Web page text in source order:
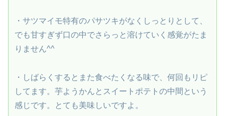
・サツマイモ特有のパサツキがなくしっとりとして、
でも甘すぎず口の中でさらっと溶けていく感覚がたま
りません^^
・しばらくするとまた食べたくなる味で、何回もリピ
してます。芋ようかんとスイートポテトの中間という
感じです。とても美味しいですよ。